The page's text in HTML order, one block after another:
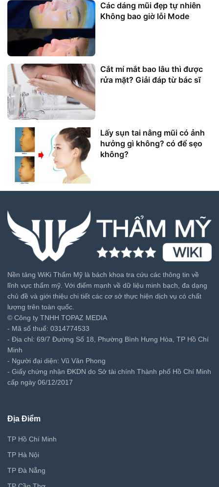
Các dáng mũi đẹp tự nhiên
Không bao giờ lỗi Mode
Cắt mí mắt bao lâu thì được
rửa mặt? Giải đáp từ bác sĩ
Lấy sụn tai nâng mũi có ảnh
hưởng gì không? có để sẹo
không?
Nền tảng WiKi Thẩm Mỹ là bách khoa tra cứu các thông tin về
lĩnh vực thẩm mỹ. Với điểm mạnh về dữ liệu minh bạch, đa dạng
chủ đề và giới thiệu chi tiết các cơ sở thực hiện dịch vụ có chất
lượng trên toàn quốc.
© Công ty TNHH TOPAZ MEDIA
- Mã số thuế: 0314774533
- Địa chỉ: 69/7 Đường Số 18, Phường Bình Hưng Hòa, TP Hồ Chí
Minh
- Người đại diện: Vũ Văn Phong
- Giấy chứng nhận ĐKDN do Sở tài chính Thành phố Hồ Chí Minh
cấp ngày 06/12/2017
Địa Điểm
TP Hồ Chí Minh
TP Hà Nội
TP Đà Nẵng